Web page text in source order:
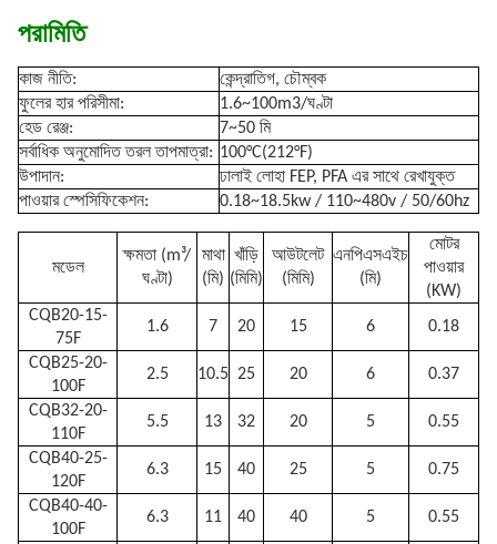
পরামিতি
কাজ নীতি:
কেন্দ্রাতিগ, চৌম্বক
ফুলের হার পরিসীমা:
1.6~100m3/ঘণ্টা
হেড রেঞ্জ:
7~50 মি
সর্বাধিক অনুমোদিত তরল তাপমাত্রা: 100°C(212°F)
উপাদান:
ঢালাই লোহা FEP, PFA এর সাথে রেখাযুক্ত
পাওয়ার স্পেসিফিকেশন:
0.18~18.5kw / 110~480v / 50/60hz
মডেল
ক্ষমতা (m³/
ঘণ্টা)
মাথা
(মি)
খাঁড়ি
(মিমি)
আউটলেট
(মিমি)
এনপিএসএইচ
(মি)
মোটর
পাওয়ার
(KW)
CQB20-15-
75F
1.6 7 20 15 6 0.18
CQB25-20-
100F
2.5 10.5 25 20 6 0.37
CQB32-20-
110F
5.5 13 32 20 5 0.55
CQB40-25-
120F
6.3 15 40 25 5 0.75
CQB40-40-
100F
6.3 11 40 40 5 0.55